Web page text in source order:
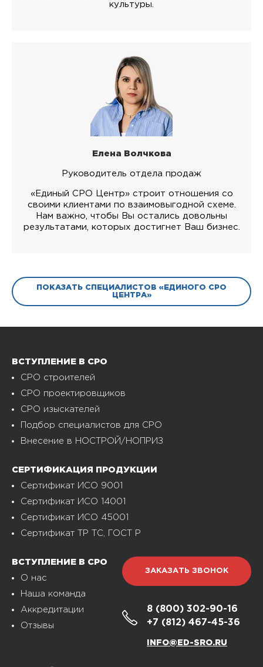
культуры.
Елена Волчкова
Руководитель отдела продаж
«Единый СРО Центр» строит отношения со
своими клиентами по взаимовыгодной схеме.
Нам важно, чтобы Вы остались довольны
результатами, которых достигнет Ваш бизнес.
ПОКАЗАТЬ СПЕЦИАЛИСТОВ «ЕДИНОГО СРО
ЦЕНТРА»
ВСТУПЛЕНИЕ В СРО
СРО строителей
СРО проектировщиков
СРО изыскателей
Подбор специалистов для СРО
Внесение в НОСТРОЙ/НОПРИЗ
СЕРТИФИКАЦИЯ ПРОДУКЦИИ
Сертификат ИСО 9001
Сертификат ИСО 14001
Сертификат ИСО 45001
Сертификат ТР ТС, ГОСТ Р
ВСТУПЛЕНИЕ В СРО
О нас
Наша команда
Аккредитации
Отзывы
ЗАКАЗАТЬ ЗВОНОК
8 (800) 302-90-16
+7 (812) 467-45-36
INFO@ED-SRO.RU